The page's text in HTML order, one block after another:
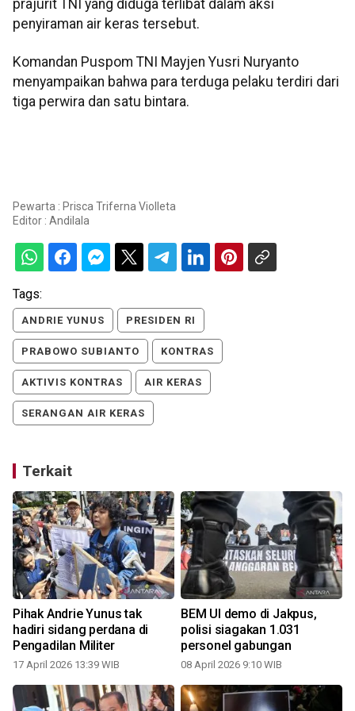
prajurit TNI yang diduga terlibat dalam aksi
penyiraman air keras tersebut.
Komandan Puspom TNI Mayjen Yusri Nuryanto
menyampaikan bahwa para terduga pelaku terdiri dari
tiga perwira dan satu bintara.
Pewarta : Prisca Triferna Violleta
Editor : Andilala
Tags:
ANDRIE YUNUS PRESIDEN RI
PRABOWO SUBIANTO KONTRAS
AKTIVIS KONTRAS AIR KERAS
SERANGAN AIR KERAS
Terkait
Pihak Andrie Yunus tak
hadiri sidang perdana di
Pengadilan Militer
17 April 2026 13:39 WIB
BEM UI demo di Jakpus,
polisi siagakan 1.031
personel gabungan
08 April 2026 9:10 WIB